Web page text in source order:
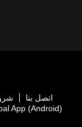
اتصل بنا
App (Android)